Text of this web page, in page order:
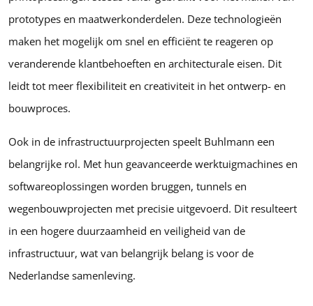
prototypes en maatwerkonderdelen. Deze technologieën
maken het mogelijk om snel en efficiënt te reageren op
veranderende klantbehoeften en architecturale eisen. Dit
leidt tot meer flexibiliteit en creativiteit in het ontwerp- en
bouwproces.
Ook in de infrastructuurprojecten speelt Buhlmann een
belangrijke rol. Met hun geavanceerde werktuigmachines en
softwareoplossingen worden bruggen, tunnels en
wegenbouwprojecten met precisie uitgevoerd. Dit resulteert
in een hogere duurzaamheid en veiligheid van de
infrastructuur, wat van belangrijk belang is voor de
Nederlandse samenleving.